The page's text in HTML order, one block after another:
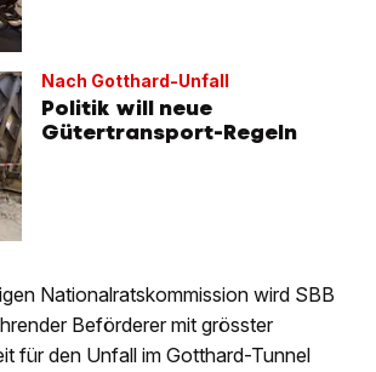
Nach Gotthard-Unfall
Politik will neue
Gütertransport-Regeln
Nationalratskommission wird SBB
Beförderer mit grösster
für den Unfall im Gotthard-Tunnel